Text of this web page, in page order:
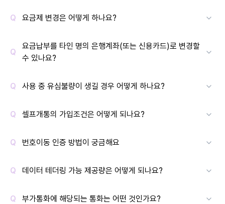
요금제 변경은 어떻게 하나요?
요금납부를 타인 명의 은행계좌(또는 신용카드)로 변경할
수 있나요?
사용 중 유심불량이 생길 경우 어떻게 하나요?
셀프개통의 가입조건은 어떻게 되나요?
번호이동 인증 방법이 궁금해요
데이터 테더링 가능 제공량은 어떻게 되나요?
부가통화에 해당되는 통화는 어떤 것인가요?